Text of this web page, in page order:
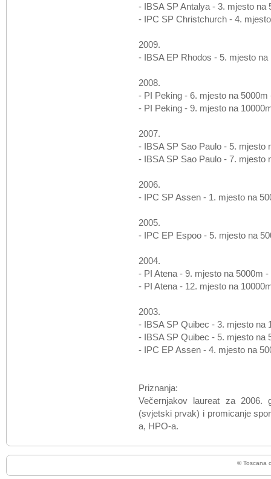
- IBSA SP Antalya - 3. mjesto na
- IPC SP Christchurch - 4.
2009.
- IBSA EP Rhodos - 5. mjesto na
2008.
- PI Peking - 6. mjesto na 5000m
- PI Peking - 9. mjesto na
2007.
- IBSA SP Sao Paulo - 5. mjesto
- IBSA SP Sao Paulo - 7. mjesto
2006.
- IPC SP Assen - 1. mjesto na
2005.
- IPC EP Espoo - 5. mjesto na
2004.
- PI Atena - 9. mjesto na 5000m -
- PI Atena - 12. mjesto na
2003.
- IBSA SP Quibec - 3. mjesto na
- IBSA SP Quibec - 5. mjesto na
- IPC EP Assen - 4. mjesto na
Priznanja:
Večernjakov laureat za 2006.
(svjetski prvak) i promicanje
a, HPO-a.
© Toscana